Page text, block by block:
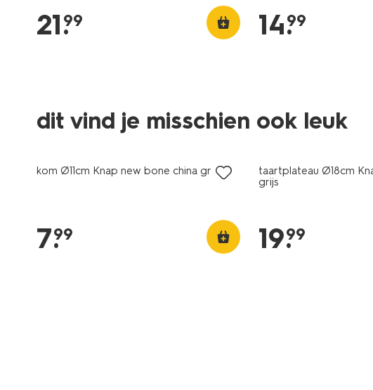
21.
99 14.
99
dit vind je misschien ook leuk
kom Ø11cm Knap new bone china grijs
7.
99
taartplateau Ø18cm
grijs
19.
99